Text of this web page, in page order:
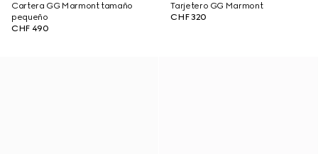
Cartera GG Marmont tamaño
pequeño
CHF 490
Tarjetero GG Marmont
CHF 320